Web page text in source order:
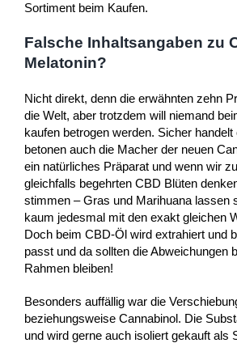
Sortiment beim Kaufen.
Falsche Inhaltsangaben zu
Melatonin?
Nicht direkt, denn die erwähnten zehn
die Welt, aber trotzdem will niemand
kaufen betrogen werden. Sicher
betonen auch die Macher der neuen
ein natürliches Präparat und wenn wir
gleichfalls begehrten CBD Blüten
stimmen – Gras und Marihuana lassen
kaum jedesmal mit den exakt gleichen
Doch beim CBD-Öl wird extrahiert und
passt und da sollten die Abweichungen
Rahmen bleiben!
Besonders auffällig war die
beziehungsweise Cannabinol. Die
und wird gerne auch isoliert gekauft als